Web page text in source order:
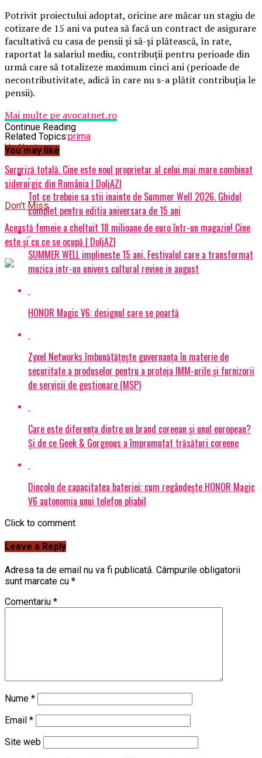
Potrivit proiectului adoptat, oricine are măcar un stagiu de
cotizare de 15 ani va putea să facă un contract de asigurare
facultativă cu casa de pensii şi să-şi plătească, în rate,
raportat la salariul mediu, contribuţii pentru perioade din
urmă care să totalizeze maximum cinci ani (perioade de
necontributivitate, adică în care nu s-a plătit contribuţia le
pensii).
Mai multe pe avocatnet.ro
Related Topics:prima
Up Next
Surpriză totală. Cine este noul proprietar al celui mai mare combinat
siderurgic din România | DoljAZI
Don't Miss
Această femeie a cheltuit 18 milioane de euro într-un magazin! Cine
este și cu ce se ocupă | DoljAZI
Continue Reading
You may like
Tot ce trebuie sa stii inainte de Summer Well 2026. Ghidul
complet pentru editia aniversara de 15 ani
SUMMER WELL implineste 15 ani. Festivalul care a transformat
muzica intr-un univers cultural revine in august
HONOR Magic V6: designul care se poartă
Zyxel Networks îmbunătățește guvernanța în materie de
securitate a produselor pentru a proteja IMM-urile și furnizorii
de servicii de gestionare (MSP)
Care este diferența dintre un brand coreean și unul european?
Și de ce Geek & Gorgeous a împrumutat trăsături coreene
Dincolo de capacitatea bateriei: cum regândește HONOR Magic
V6 autonomia unui telefon pliabil
Click to comment
Leave a Reply
Adresa ta de email nu va fi publicată. Câmpurile obligatorii
sunt marcate cu *
Comentariu *
Nume *
Email *
Site web